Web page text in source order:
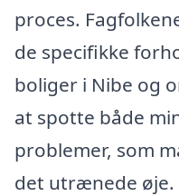
proces.
de specifikke
boliger i Nibe og
at spotte både
problemer, som
det utrænede øje.